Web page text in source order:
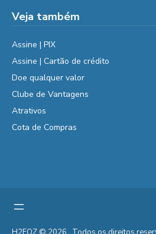
Veja também
Assine | PIX
Assine | Cartão de crédito
Doe qualquer valor
Clube de Vantagens
Atrativos
Cota de Compras